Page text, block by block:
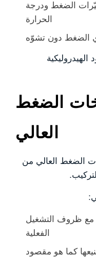
الضغط ودرجة
الحرارة
الضغط دون تشوّه
الضغط
العالي
الضغط العالي من
مع ظروف التشغيل
الفعلية
كما هو مقصود